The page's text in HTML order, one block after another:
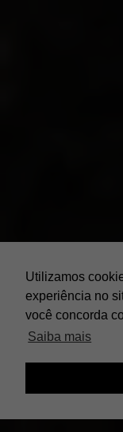
Utilizamos
experiência no
você concorda
Saiba mais